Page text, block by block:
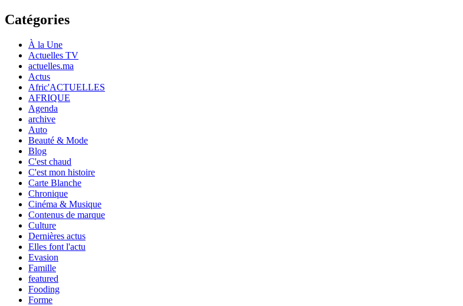
Catégories
À la Une
Actuelles TV
actuelles.ma
Actus
Afric'ACTUELLES
AFRIQUE
Agenda
archive
Auto
Beauté & Mode
Blog
C'est chaud
C'est mon histoire
Carte Blanche
Chronique
Cinéma & Musique
Contenus de marque
Culture
Dernières actus
Elles font l'actu
Evasion
Famille
featured
Fooding
Forme